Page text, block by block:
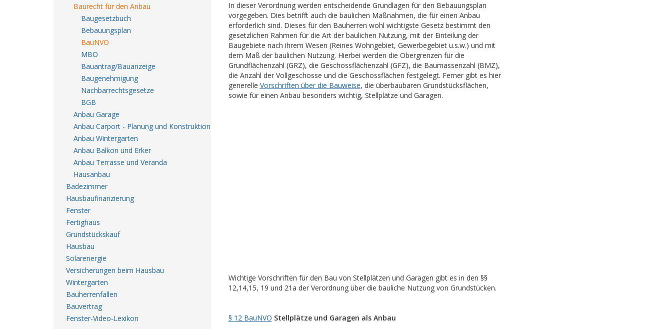
In dieser Verordnung werden entscheidende Grundlagen für den Bebauungsplan
vorgegeben. Dies betrifft auch die baulichen Maßnahmen, die für einen Anbau
erforderlich sind. Dieses für den Bauherren wohl wichtigste Gesetz bestimmt den
gesetzlichen Rahmen für die Art der baulichen Nutzung, mit der Einteilung der
Baugebiete nach ihrem Wesen (Reines Wohngebiet, Gewerbegebiet u.s.w.) und mit
dem Maß der baulichen Nutzung. Hierbei werden die Obergrenzen für die
Grundflächenzahl (GRZ), die Geschossflächenzahl (GFZ), die Baumassenzahl (BMZ),
die Anzahl der Vollgeschosse und die Geschossflächen festgelegt. Ferner gibt es hier
generelle Vorschriften über die Bauweise, die überbaubaren Grundstücksflächen,
sowie für einen Anbau besonders wichtig, Stellplätze und Garagen.
Wichtige Vorschriften für den Bau von Stellplätzen und Garagen gibt es in den §§
12,14,15, 19 und 21a der Verordnung über die bauliche Nutzung von Grundstücken.
§ 12 BauNVO Stellplätze und Garagen als Anbau
Baurecht für den Anbau
Baugesetzbuch
Bebauungsplan
BauNVO
MBO
Bauantrag/Bauanzeige
Baugenehmigung
Nachbarrechtsgesetze
BGB
Anbau Garage
Anbau Carport - Planung und Konstruktion
Anbau Wintergarten
Anbau Balkon und Erker
Anbau Terrasse und Veranda
Hausanbau
Badezimmer
Hausbaufinanzierung
Fenster
Fertighaus
Grundstückskauf
Hausbau
Solarenergie
Versicherungen beim Hausbau
Wintergarten
Bauherrenfallen
Bauvertrag
Fenster-Video-Lexikon